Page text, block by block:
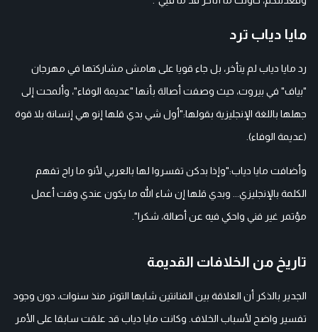
مايا دياب ترد
رد مايا دياب لم يتأخر، بل جاء قويا على هامش مشاركتها في مهرجان
"بياف" في بيروت، حيث وصفت أصالة بأنها "عديمة الوفاء"، وألمحت إلى
جهلها باللغة الإنجليزية بقولها:"أول شي بدي قلها إنو هي إنسانة بلا قوة
(عديمة الوفاء).
وأضافت مايا دياب:"وإذا بدكن تفسروا لها بالعربي لأنو ما راح تفهم
الكلمة بالإنجليزي... وبدي قلها إن شاء الله ما يكون عندي وقت أعمل
مؤتمر غير فني واحكي فيه عن أصالة، شكرا".
تاريخ من الخلافات القديمة
الجدير بالذكر أن العلاقة بين الفنانتين شابها التوتر منذ سنوات، دون وجود
تفسير واضح لأسباب الخلاف. وكانت مايا دياب قد علقت سابقا على الأمر